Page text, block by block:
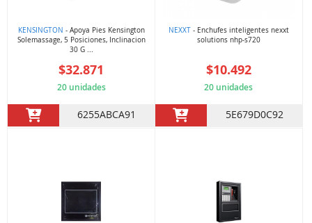
KENSINGTON - Apoya Pies Kensington
Solemassage, 5 Posiciones, Inclinacion
30 G ...
$32.871
20 unidades
6255ABCA91
NEXXT- Enchufes inteligentes nexxt
solutions nhp-s720
$10.492
20 unidades
5E679D0C92